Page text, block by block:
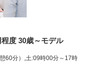
程度 30歳～モデル
60分）,土:09時00分～17時